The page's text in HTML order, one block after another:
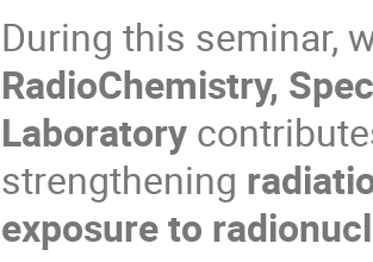
During this seminar,
RadioChemistry,
Laboratory
strengthening
exposure to